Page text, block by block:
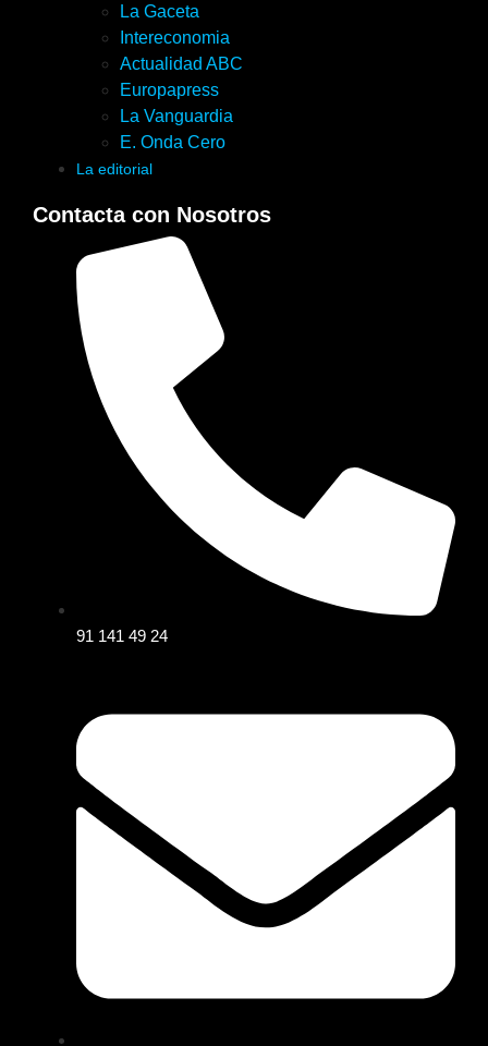
La Gaceta
Intereconomia
Actualidad ABC
Europapress
La Vanguardia
E. Onda Cero
La editorial
Contacta con Nosotros
91 141 49 24